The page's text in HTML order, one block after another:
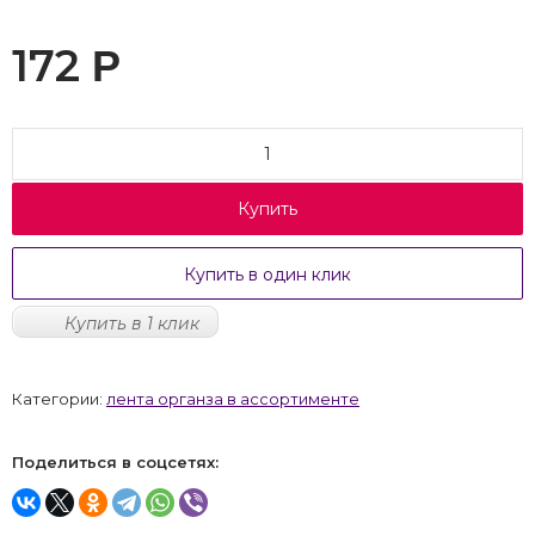
172 Р
Купить
Купить в один клик
Купить в 1 клик
Категории: лента органза в ассортименте
Поделиться в соцсетях: